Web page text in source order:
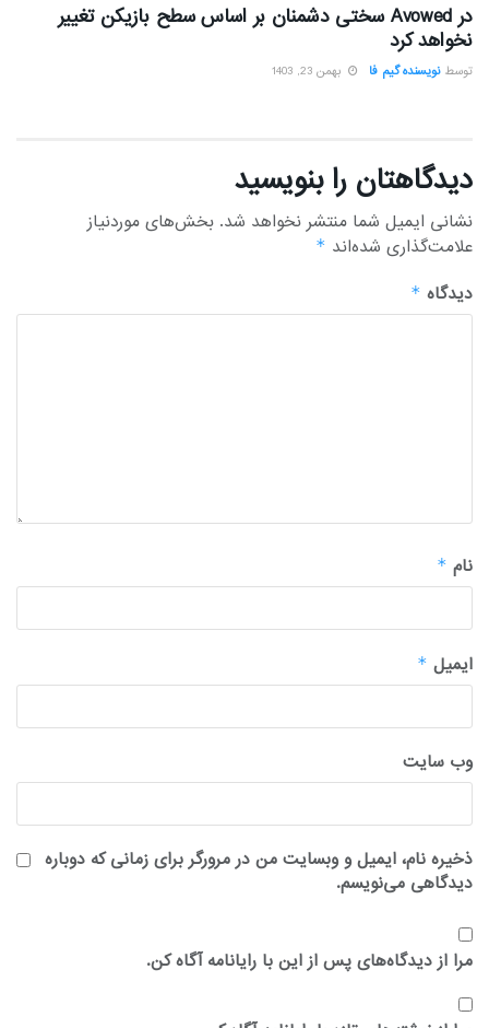
در Avowed سختی دشمنان بر اساس سطح بازیکن تغییر
نخواهد کرد
توسط نویسنده گیم فا بهمن 23, 1403
دیدگاهتان را بنویسید
نشانی ایمیل شما منتشر نخواهد شد. بخش‌های موردنیاز
علامت‌گذاری شده‌اند *
دیدگاه *
نام *
ایمیل *
وب‌ سایت
ذخیره نام، ایمیل و وبسایت من در مرورگر برای زمانی که دوباره
دیدگاهی می‌نویسم.
مرا از دیدگاه‌های پس از این با رایانامه آگاه کن.